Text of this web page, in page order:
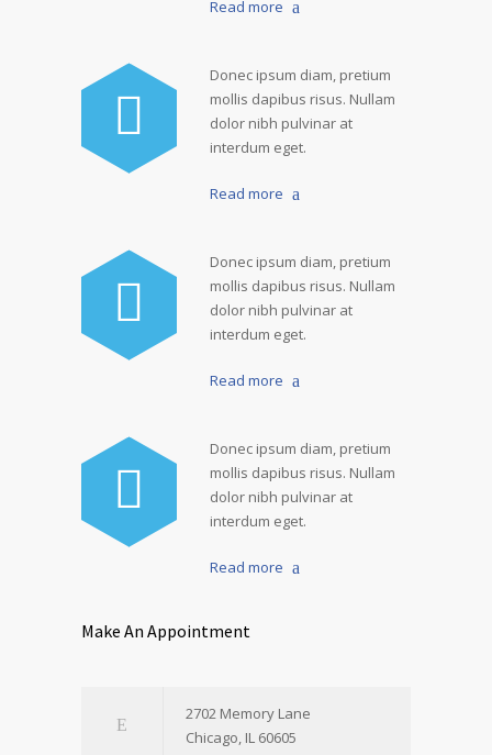
Read more
Donec ipsum diam, pretium
mollis dapibus risus. Nullam
dolor nibh pulvinar at
interdum eget.
Read more
Donec ipsum diam, pretium
mollis dapibus risus. Nullam
dolor nibh pulvinar at
interdum eget.
Read more
Donec ipsum diam, pretium
mollis dapibus risus. Nullam
dolor nibh pulvinar at
interdum eget.
Read more
Make An Appointment
2702 Memory Lane
Chicago, IL 60605